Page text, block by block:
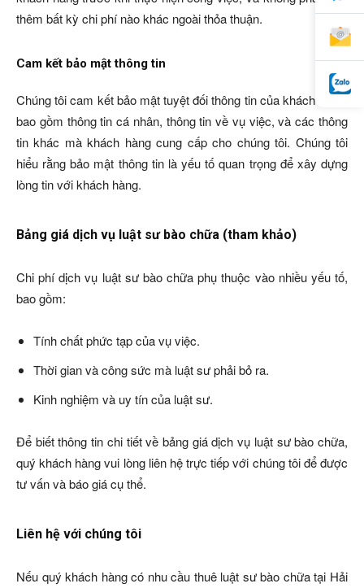
thêm bất kỳ chi phí nào khác ngoài thỏa thuận.
Cam kết bảo mật thông tin
Chúng tôi cam kết bảo mật tuyệt đối thông tin của khách hàng,
bao gồm thông tin cá nhân, thông tin về vụ việc, và các thông
tin khác mà khách hàng cung cấp cho chúng tôi. Chúng tôi
hiểu rằng bảo mật thông tin là yếu tố quan trọng để xây dựng
lòng tin với khách hàng.
Bảng giá dịch vụ luật sư bào chữa (tham khảo)
Chi phí dịch vụ luật sư bào chữa phụ thuộc vào nhiều yếu tố,
bao gồm:
Tính chất phức tạp của vụ việc.
Thời gian và công sức mà luật sư phải bỏ ra.
Kinh nghiệm và uy tín của luật sư.
Để biết thông tin chi tiết về bảng giá dịch vụ luật sư bào chữa,
quý khách hàng vui lòng liên hệ trực tiếp với chúng tôi để được
tư vấn và báo giá cụ thể.
Liên hệ với chúng tôi
Nếu quý khách hàng có nhu cầu thuê luật sư bào chữa tại Hải